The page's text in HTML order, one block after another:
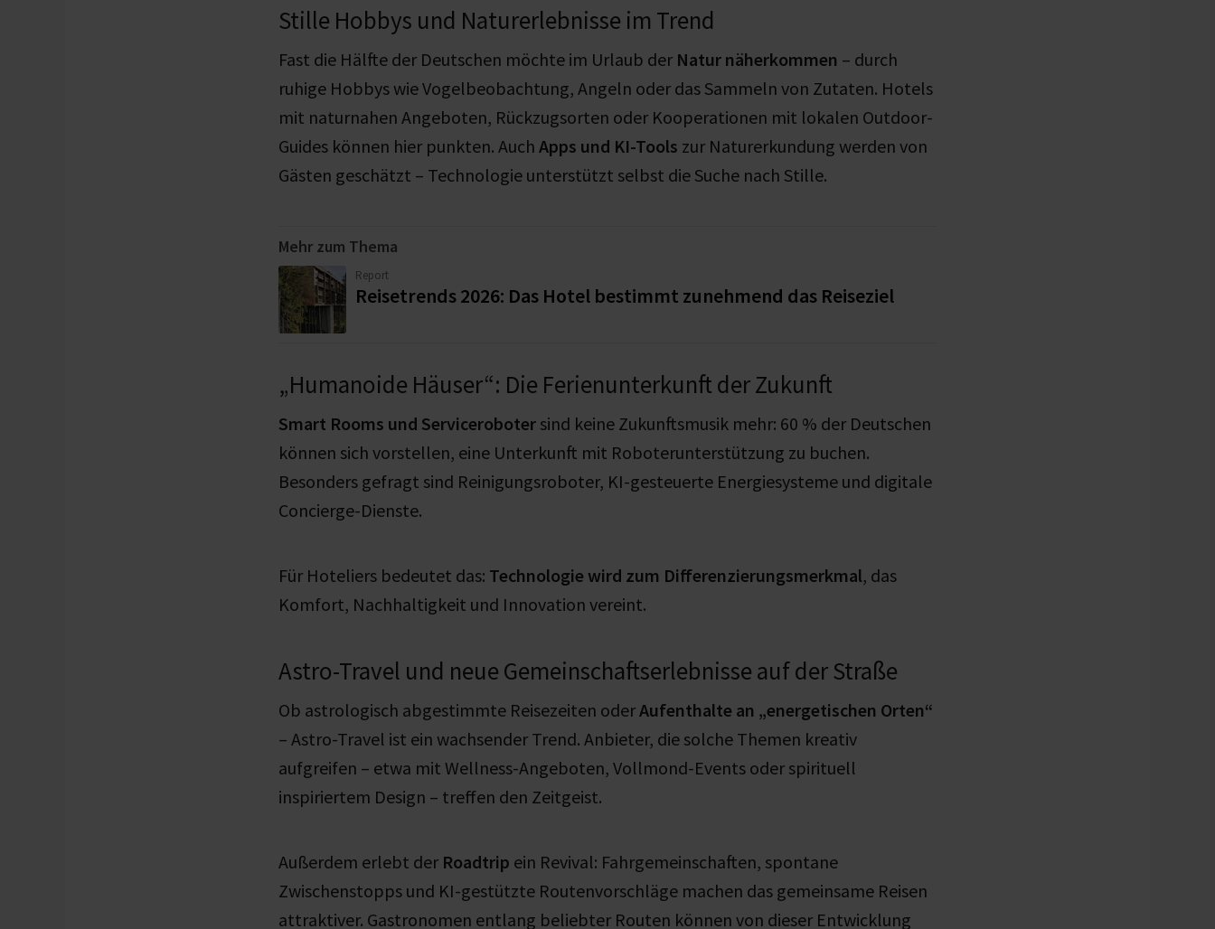
Stille Hobbys und Naturerlebnisse im Trend
Fast die Hälfte der Deutschen möchte im Urlaub der Natur näherkommen – durch
ruhige Hobbys wie Vogelbeobachtung, Angeln oder das Sammeln von Zutaten. Hotels
mit naturnahen Angeboten, Rückzugsorten oder Kooperationen mit lokalen Outdoor-
Guides können hier punkten. Auch Apps und KI-Tools zur Naturerkundung werden von
Gästen geschätzt – Technologie unterstützt selbst die Suche nach Stille.
Mehr zum Thema
Report
Reisetrends 2026: Das Hotel bestimmt zunehmend das Reiseziel
„Humanoide Häuser“: Die Ferienunterkunft der Zukunft
Smart Rooms und Serviceroboter sind keine Zukunftsmusik mehr: 60 % der Deutschen
können sich vorstellen, eine Unterkunft mit Roboterunterstützung zu buchen.
Besonders gefragt sind Reinigungsroboter, KI-gesteuerte Energiesysteme und digitale
Concierge-Dienste.
Für Hoteliers bedeutet das: Technologie wird zum Differenzierungsmerkmal, das
Komfort, Nachhaltigkeit und Innovation vereint.
Astro-Travel und neue Gemeinschaftserlebnisse auf der Straße
Ob astrologisch abgestimmte Reisezeiten oderAufenthalte an „energetischen Orten“
– Astro-Travel ist ein wachsender Trend. Anbieter, die solche Themen kreativ
aufgreifen – etwa mit Wellness-Angeboten, Vollmond-Events oder spirituell
inspiriertem Design – treffen den Zeitgeist.
Außerdem erlebt der Roadtrip ein Revival: Fahrgemeinschaften, spontane
Zwischenstopps und KI-gestützte Routenvorschläge machen das gemeinsame Reisen
attraktiver. Gastronomen entlang beliebter Routen können von dieser Entwicklung